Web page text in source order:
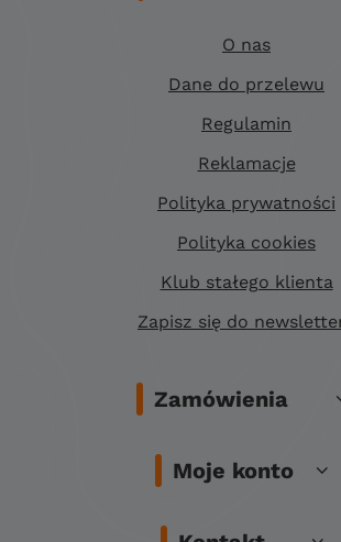
O nas
Dane do przelewu
Regulamin
Reklamacje
Polityka prywatności
Polityka cookies
Klub stałego klienta
Zapisz się do
Zamówienia
Moje konto